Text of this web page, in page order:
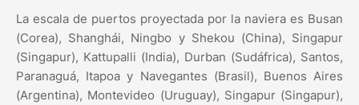
La escala de puertos proyectada por la naviera es Busan
(Corea), Shanghái, Ningbo y Shekou (China), Singapur
(Singapur), Kattupalli (India), Durban (Sudáfrica), Santos,
Paranaguá, Itapoa y Navegantes (Brasil), Buenos Aires
(Argentina), Montevideo (Uruguay), Singapur (Singapur),